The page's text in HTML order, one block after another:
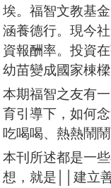
埃。福智文教基
涵養德行。現今
資報酬率。投資
幼苗變成國家棟
本期福智之友有
育引導下，如何
吃喝喝、熱熱鬧
本刊所述都是一
想，就是││建立